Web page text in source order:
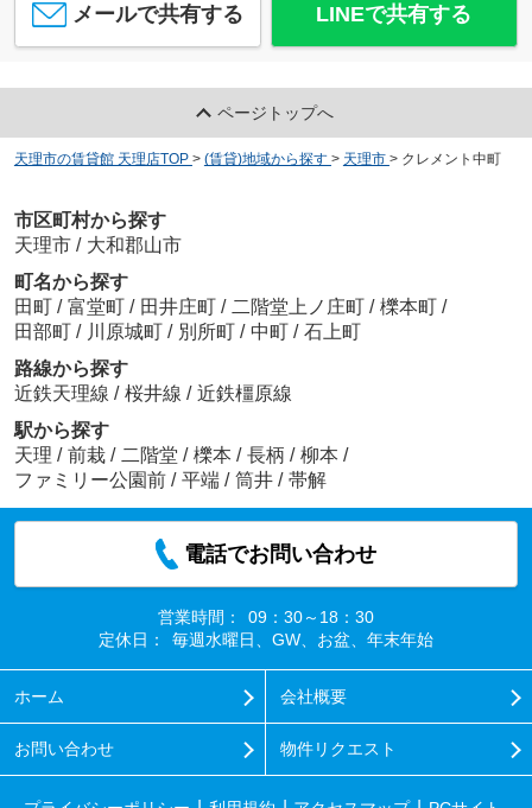
メールで共有する LINEで共有する
ページトップへ
天理市の賃貸館 天理店TOP > (賃貸)地域から探す > 天理市 > クレメント中町
市区町村から探す
天理市 / 大和郡山市
町名から探す
田町 / 富堂町 / 田井庄町 / 二階堂上ノ庄町 / 櫟本町 /
田部町 / 川原城町 / 別所町 / 中町 / 石上町
路線から探す
近鉄天理線 / 桜井線 / 近鉄橿原線
駅から探す
天理 / 前栽 / 二階堂 / 櫟本 / 長柄 / 柳本 /
ファミリー公園前 / 平端 / 筒井 / 帯解
電話でお問い合わせ
営業時間：
09：30～18：30
定休日：
毎週水曜日、GW、お盆、年末年始
ホーム 会社概要
お問い合わせ 物件リクエスト